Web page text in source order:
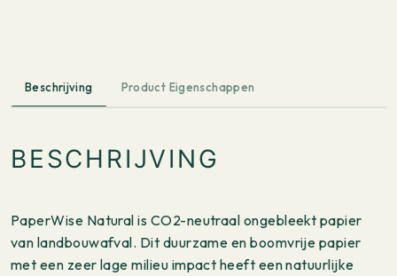
karton
Beschrijving Product Eigenschappen
BESCHRIJVING
PaperWise Natural is CO2-neutraal ongebleekt papier
van landbouwafval. Dit duurzame en boomvrije papier
met een zeer lage milieu impact heeft een natuurlijke